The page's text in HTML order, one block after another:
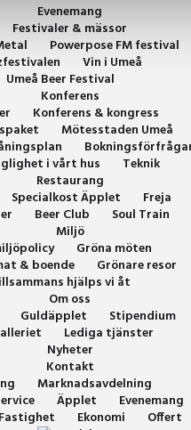
Evenemang
Festivaler & mässor
Powerpose FM festival
Vin i Umeå
Umeå Beer Festival
Konferens
Konferens & kongress
Mötesstaden Umeå
i vårt hus
Teknik
Restaurang
Specialkost Äpplet
Freja
Beer Club
Soul Train
Miljö
Gröna möten
& boende
Grönare resor
hjälps vi åt
Om oss
Guldäpplet
Stipendium
Lediga tjänster
Nyheter
Kontakt
Marknadsavdelning
Äpplet
Evenemang
Fastighet Ekonomi Offert